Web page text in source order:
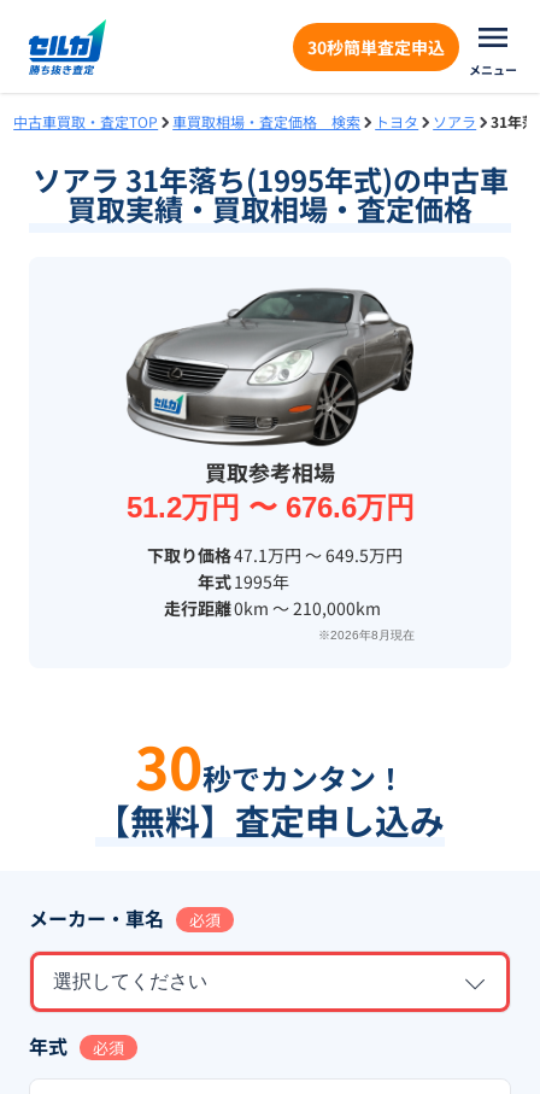
30秒簡単査定申込
メニュー
中古車買取・査定TOP 車買取相場・査定価格 検索 トヨタ ソアラ 31年落
ソアラ 31年落ち(1995年式)の中古車
買取実績・買取相場・査定価格
買取参考相場
51.2万円 〜 676.6万円
下取り価格47.1万円 〜 649.5万円
年式1995年
走行距離0km 〜 210,000km
※2026年8月現在
30秒でカンタン！
【無料】査定申し込み
メーカー・車名 必須
選択してください
年式 必須